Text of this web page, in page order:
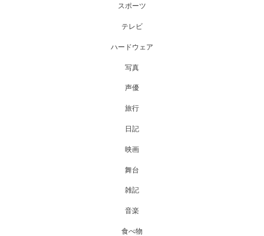
スポーツ
テレビ
ハードウェア
写真
声優
旅行
日記
映画
舞台
雑記
音楽
食べ物